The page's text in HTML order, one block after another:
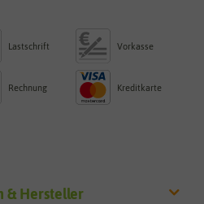
Lastschrift Vorkasse
Rechnung Kreditkarte
& Hersteller